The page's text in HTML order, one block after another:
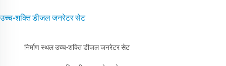
उच्च-शक्ति डीजल जनरेटर सेट
निर्माण स्थल उच्च-शक्ति डीजल जनरेटर सेट